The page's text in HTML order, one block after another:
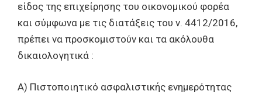
είδος της επιχείρησης του οικονομικού φορέα
και σύμφωνα με τις διατάξεις του ν. 4412/2016,
πρέπει να προσκομιστούν και τα ακόλουθα
δικαιολογητικά :
Α) Πιστοποιητικό ασφαλιστικής ενημερότητας